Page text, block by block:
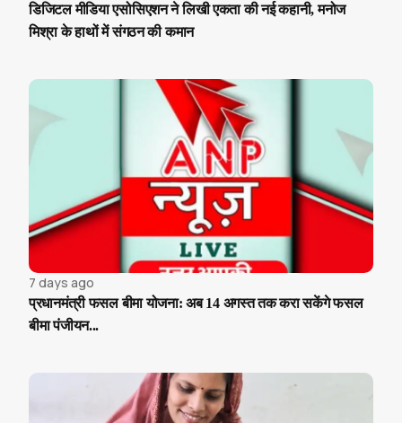
डिजिटल मीडिया एसोसिएशन ने लिखी एकता की नई कहानी, मनोज
मिश्रा के हाथों में संगठन की कमान
7 days ago
प्रधानमंत्री फसल बीमा योजना: अब 14 अगस्त तक करा सकेंगे फसल
बीमा पंजीयन...